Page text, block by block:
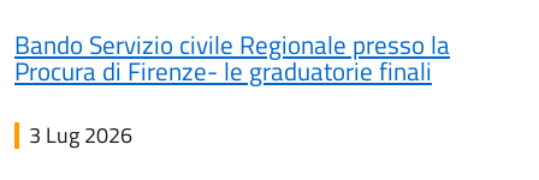
Bando Servizio civile Regionale presso la
Procura di Firenze- le graduatorie finali
3 Lug 2026